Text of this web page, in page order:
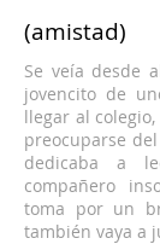
(amistad)
Se veía desde
jovencito de
llegar al
preocuparse
dedicaba a
compañero
toma por un
también vaya a